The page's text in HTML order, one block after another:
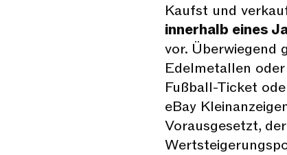
Kaufst und
innerhalb eines
vor. Überwiegend
Edelmetallen
Fußball-Ticket
eBay
Vorausgesetzt,